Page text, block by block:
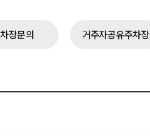
장문의 거주자공유주차장